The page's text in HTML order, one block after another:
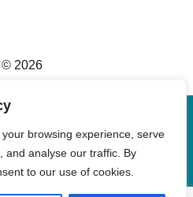
browsing experience, serve
and analyse our traffic. By
to our use of cookies.
© 2026